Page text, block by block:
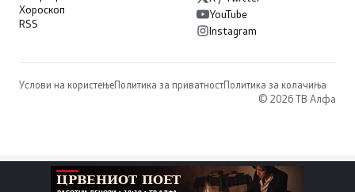
Хороскоп
RSS
YouTube
Instagram
Услови на користењеПолитика за приватностПолитика за колачиња
© 2026 ТВ Алфа